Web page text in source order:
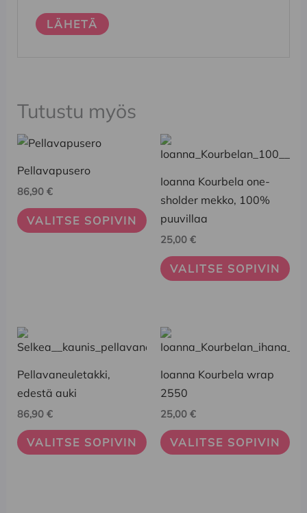
Tutustu myös
Pellavapusero
86,90 €
VALITSE SOPIVIN
Tällä
useampi
muunnelma.
Voit
Ioanna Kourbela one-
sholder mekko, 100%
puuvillaa
25,00 €
VALITSE SOPIVIN
Tällä
tuotteella
on
useampi
muunnelma.
Voit
tehdä
valinnat
Pellavaneuletakki,
edestä auki
86,90 €
VALITSE SOPIVIN
Tällä
tuotteella
on
useampi
muunnelma.
Voit
tehdä
Ioanna Kourbela wrap
2550
25,00 €
VALITSE SOPIVIN
Tällä
tuotteella
on
useampi
muunnelma.
Voit
tehdä